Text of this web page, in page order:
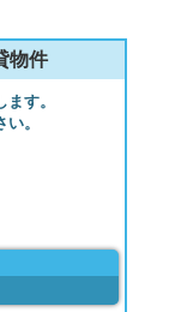
物件
す。
。